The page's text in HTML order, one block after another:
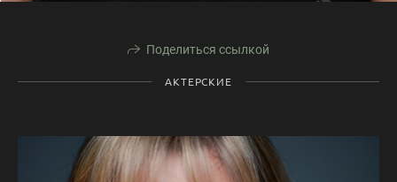
Поделиться ссылкой
АКТЕРСКИЕ